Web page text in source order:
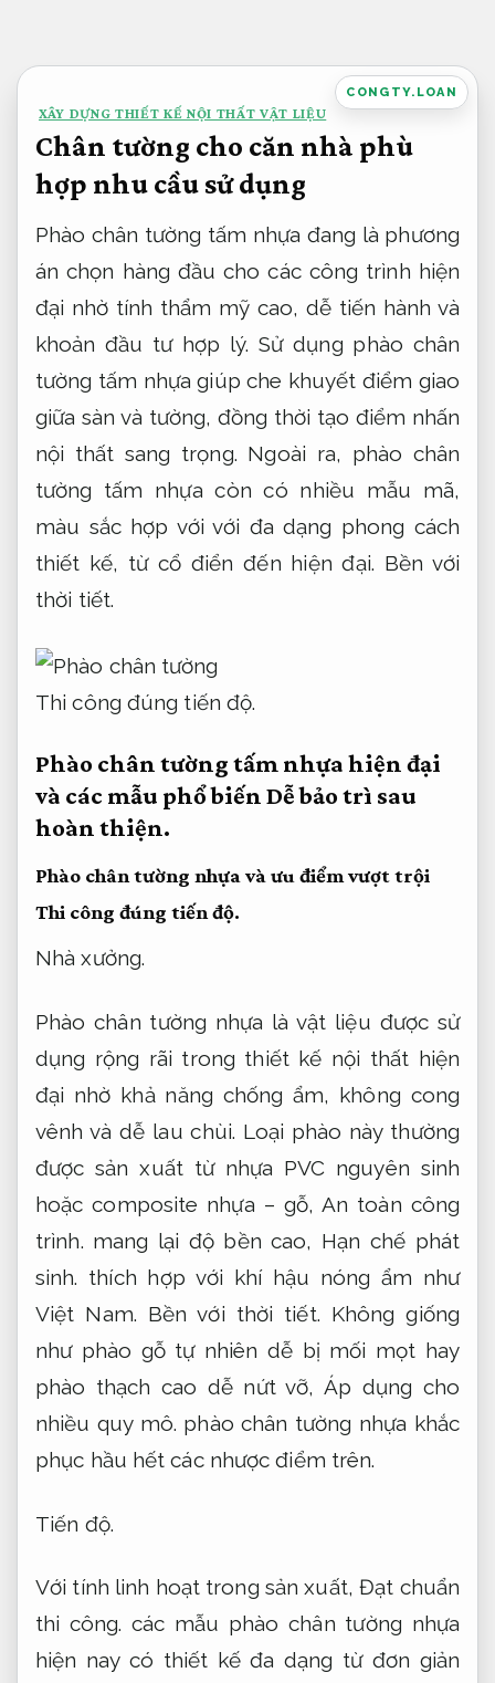
nội
dung
CONGTY.LOAN
XÂY DỰNG THIẾT KẾ NỘI THẤT VẬT LIỆU
Chân tường cho căn nhà phù
hợp nhu cầu sử dụng
Phào chân tường tấm nhựa đang là phương
án chọn hàng đầu cho các công trình hiện
đại nhờ tính thẩm mỹ cao, dễ tiến hành và
khoản đầu tư hợp lý. Sử dụng phào chân
tường tấm nhựa giúp che khuyết điểm giao
giữa sàn và tường, đồng thời tạo điểm nhấn
nội thất sang trọng. Ngoài ra, phào chân
tường tấm nhựa còn có nhiều mẫu mã,
màu sắc hợp với với đa dạng phong cách
thiết kế, từ cổ điển đến hiện đại. Bền với
thời tiết.
Thi công đúng tiến độ.
Phào chân tường tấm nhựa hiện đại
và các mẫu phổ biến Dễ bảo trì sau
hoàn thiện.
Phào chân tường nhựa và ưu điểm vượt trội
Thi công đúng tiến độ.
Nhà xưởng.
Phào chân tường nhựa là vật liệu được sử
dụng rộng rãi trong thiết kế nội thất hiện
đại nhờ khả năng chống ẩm, không cong
vênh và dễ lau chùi. Loại phào này thường
được sản xuất từ nhựa PVC nguyên sinh
hoặc composite nhựa – gỗ,An toàn công
trình. mang lại độ bền cao, Hạn chế phát
sinh. thích hợp với khí hậu nóng ẩm như
Việt Nam. Bền với thời tiết. Không giống
như phào gỗ tự nhiên dễ bị mối mọt hay
phào thạch cao dễ nứt vỡ,Áp dụng cho
nhiều quy mô. phào chân tường nhựa khắc
phục hầu hết các nhược điểm trên.
Tiến độ.
Với tính linh hoạt trong sản xuất,Đạt chuẩn
thi công. các mẫu phào chân tường nhựa
hiện nay có thiết kế đa dạng từ đơn giản